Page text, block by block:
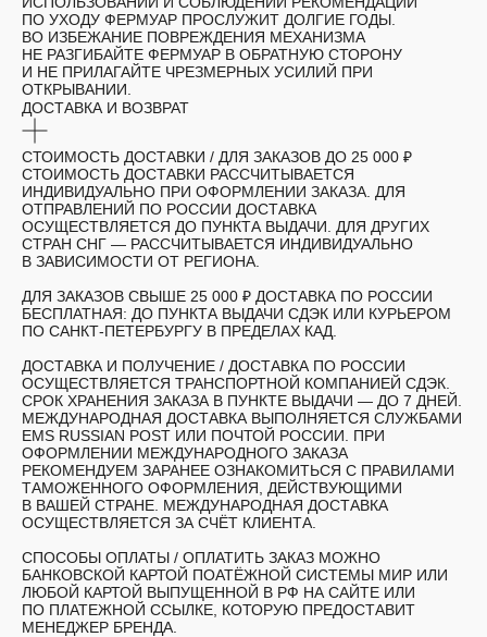
ПО УХОДУ ФЕРМУАР ПРОСЛУЖИТ ДОЛГИЕ ГОДЫ.
ВО ИЗБЕЖАНИЕ ПОВРЕЖДЕНИЯ МЕХАНИЗМА
НЕ РАЗГИБАЙТЕ ФЕРМУАР В ОБРАТНУЮ СТОРОНУ
И НЕ ПРИЛАГАЙТЕ ЧРЕЗМЕРНЫХ УСИЛИЙ ПРИ
ОТКРЫВАНИИ.
ДОСТАВКА И ВОЗВРАТ
СТОИМОСТЬ ДОСТАВКИ / ДЛЯ ЗАКАЗОВ ДО 25 000 ₽
СТОИМОСТЬ ДОСТАВКИ РАССЧИТЫВАЕТСЯ
ИНДИВИДУАЛЬНО ПРИ ОФОРМЛЕНИИ ЗАКАЗА. ДЛЯ
ОТПРАВЛЕНИЙ ПО РОССИИ ДОСТАВКА
ОСУЩЕСТВЛЯЕТСЯ ДО ПУНКТА ВЫДАЧИ. ДЛЯ ДРУГИХ
СТРАН СНГ — РАССЧИТЫВАЕТСЯ ИНДИВИДУАЛЬНО
В ЗАВИСИМОСТИ ОТ РЕГИОНА.
ДЛЯ ЗАКАЗОВ СВЫШЕ 25 000 ₽ ДОСТАВКА ПО РОССИИ
БЕСПЛАТНАЯ: ДО ПУНКТА ВЫДАЧИ СДЭК ИЛИ КУРЬЕРОМ
ПО САНКТ-ПЕТЕРБУРГУ В ПРЕДЕЛАХ КАД.
ДОСТАВКА И ПОЛУЧЕНИЕ / ДОСТАВКА ПО РОССИИ
ОСУЩЕСТВЛЯЕТСЯ ТРАНСПОРТНОЙ КОМПАНИЕЙ СДЭК.
СРОК ХРАНЕНИЯ ЗАКАЗА В ПУНКТЕ ВЫДАЧИ — ДО 7 ДНЕЙ.
МЕЖДУНАРОДНАЯ ДОСТАВКА ВЫПОЛНЯЕТСЯ СЛУЖБАМИ
EMS RUSSIAN POST ИЛИ ПОЧТОЙ РОССИИ. ПРИ
ОФОРМЛЕНИИ МЕЖДУНАРОДНОГО ЗАКАЗА
РЕКОМЕНДУЕМ ЗАРАНЕЕ ОЗНАКОМИТЬСЯ С ПРАВИЛАМИ
ТАМОЖЕННОГО ОФОРМЛЕНИЯ, ДЕЙСТВУЮЩИМИ
В ВАШЕЙ СТРАНЕ. МЕЖДУНАРОДНАЯ ДОСТАВКА
ОСУЩЕСТВЛЯЕТСЯ ЗА СЧЁТ КЛИЕНТА.
СПОСОБЫ ОПЛАТЫ / ОПЛАТИТЬ ЗАКАЗ МОЖНО
БАНКОВСКОЙ КАРТОЙ ПОАТЁЖНОЙ СИСТЕМЫ МИР ИЛИ
ЛЮБОЙ КАРТОЙ ВЫПУЩЕННОЙ В РФ НА САЙТЕ ИЛИ
ПО ПЛАТЕЖНОЙ ССЫЛКЕ, КОТОРУЮ ПРЕДОСТАВИТ
МЕНЕДЖЕР БРЕНДА.